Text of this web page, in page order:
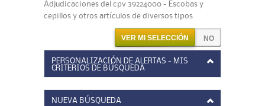
Adjudicaciones del cpv 39224000 - Escobas y
cepillos y otros artículos de diversos tipos
VER MI SELECCIÓN
PERSONALIZACIÓN DE ALERTAS - MIS
CRITERIOS DE BÚSQUEDA
NUEVA BÚSQUEDA